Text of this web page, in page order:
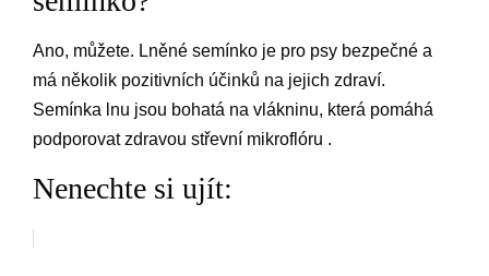
Ano, můžete. Lněné semínko je pro psy bezpečné a
má několik pozitivních účinků na jejich zdraví.
Semínka lnu jsou bohatá na vlákninu, která pomáhá
podporovat zdravou střevní mikroflóru .
Nenechte si ujít: